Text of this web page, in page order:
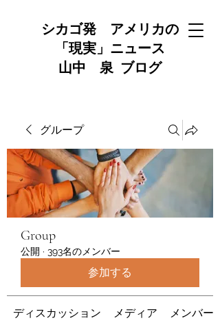
シカゴ発 アメリカの
「現実」ニュース
山中 泉 ブログ
グループ
Group
公開 · 393名のメンバー
参加する
ディスカッション メディア メンバー